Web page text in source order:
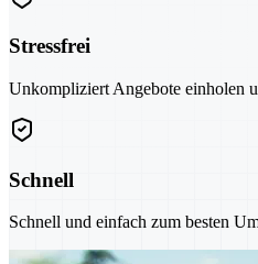
Stressfrei
Unkompliziert Angebote einholen
Schnell
Schnell und einfach zum besten